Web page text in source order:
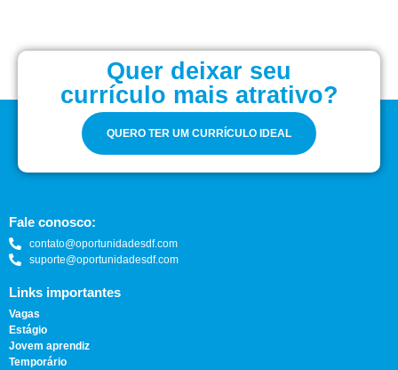
Quer deixar seu
currículo mais atrativo?
QUERO TER UM CURRÍCULO IDEAL
Fale conosco:
contato@oportunidadesdf.com
suporte@oportunidadesdf.com
Links importantes
Vagas
Estágio
Jovem aprendiz
Temporário